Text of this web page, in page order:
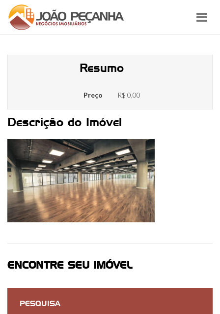
Resumo
Preço R$ 0,00
Descrição do Imóvel
ENCONTRE SEU IMÓVEL
PESQUISA